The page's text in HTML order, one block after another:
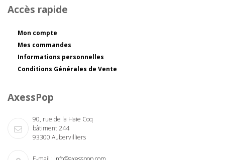
Accès rapide
Mon compte
Mes commandes
Informations personnelles
Conditions Générales de Vente
AxessPop
90, rue de la Haie Coq
bâtiment 244
93300 Aubervilliers